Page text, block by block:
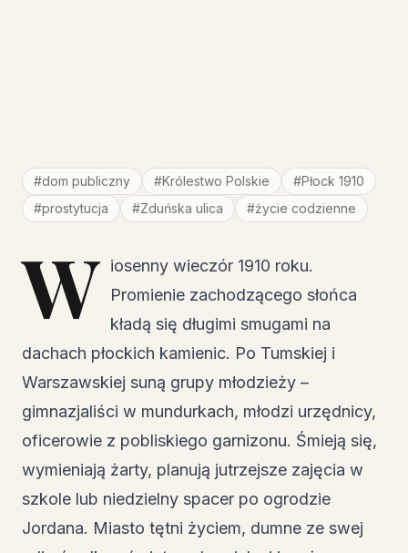
#dom publiczny #Królestwo Polskie #Płock 1910
#prostytucja #Zduńska ulica #życie codzienne
W iosenny wieczór 1910 roku.
Promienie zachodzącego słońca
kładą się długimi smugami na
dachach płockich kamienic. Po Tumskiej i
Warszawskiej suną grupy młodzieży –
gimnazjaliści w mundurkach, młodzi urzędnicy,
oficerowie z pobliskiego garnizonu. Śmieją się,
wymieniają żarty, planują jutrzejsze zajęcia w
szkole lub niedzielny spacer po ogrodzie
Jordana. Miasto tętni życiem, dumne ze swej